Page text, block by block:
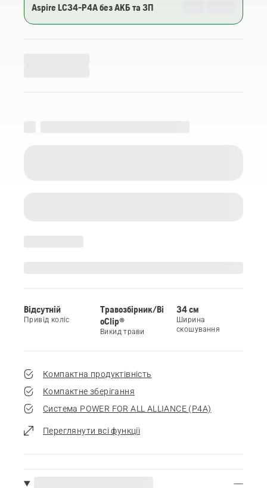
Aspire LC34-P4A без АКБ та ЗП
Відсутній
Привід коліс
Травозбірник/Bi
oClip®
Викид трави
34 см
Ширина
скошування
Компактна продуктівність
Компактне зберігання
Система POWER FOR ALL ALLIANCE (Р4А)
Переглянути всі функції